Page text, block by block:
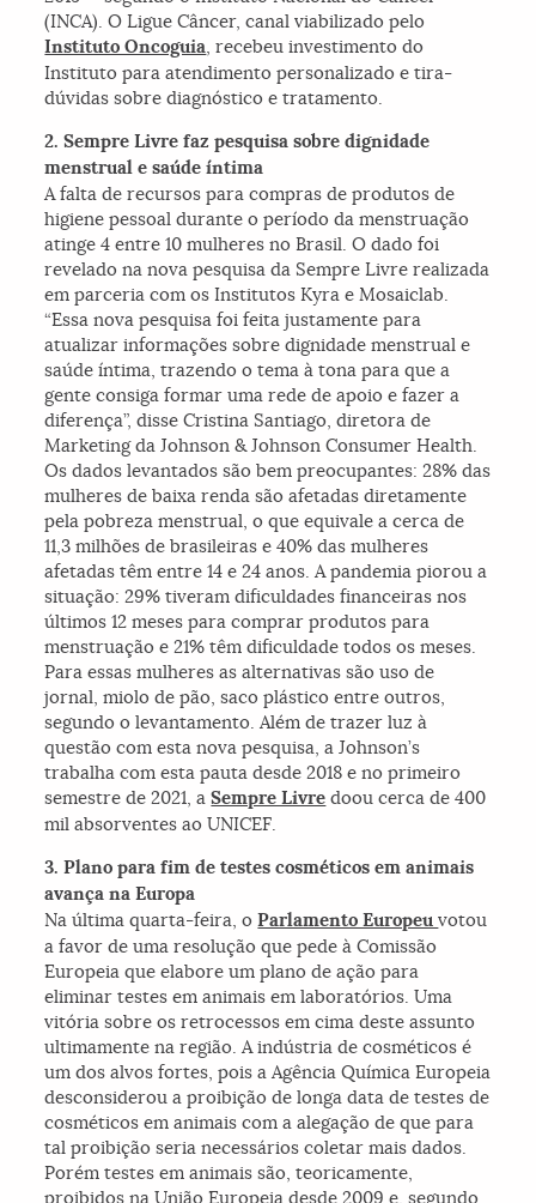
(INCA). O Ligue Câncer, canal viabilizado pelo
Instituto Oncoguia, recebeu investimento do
Instituto para atendimento personalizado e tira-
dúvidas sobre diagnóstico e tratamento.
2. Sempre Livre faz pesquisa sobre dignidade
menstrual e saúde íntima
A falta de recursos para compras de produtos de
higiene pessoal durante o período da menstruação
atinge 4 entre 10 mulheres no Brasil. O dado foi
revelado na nova pesquisa da Sempre Livre realizada
em parceria com os Institutos Kyra e Mosaiclab.
“Essa nova pesquisa foi feita justamente para
atualizar informações sobre dignidade menstrual e
saúde íntima, trazendo o tema à tona para que a
gente consiga formar uma rede de apoio e fazer a
diferença”, disse Cristina Santiago, diretora de
Marketing da Johnson & Johnson Consumer Health.
Os dados levantados são bem preocupantes: 28% das
mulheres de baixa renda são afetadas diretamente
pela pobreza menstrual, o que equivale a cerca de
11,3 milhões de brasileiras e 40% das mulheres
afetadas têm entre 14 e 24 anos. A pandemia piorou a
situação: 29% tiveram dificuldades financeiras nos
últimos 12 meses para comprar produtos para
menstruação e 21% têm dificuldade todos os meses.
Para essas mulheres as alternativas são uso de
jornal, miolo de pão, saco plástico entre outros,
segundo o levantamento. Além de trazer luz à
questão com esta nova pesquisa, a Johnson’s
trabalha com esta pauta desde 2018 e no primeiro
semestre de 2021, aSempre Livre doou cerca de 400
mil absorventes ao UNICEF.
3. Plano para fim de testes cosméticos em animais
avança na Europa
Na última quarta-feira, oParlamento Europeuvotou
a favor de uma resolução que pede à Comissão
Europeia que elabore um plano de ação para
eliminar testes em animais em laboratórios. Uma
vitória sobre os retrocessos em cima deste assunto
ultimamente na região. A indústria de cosméticos é
um dos alvos fortes, pois a Agência Química Europeia
desconsiderou a proibição de longa data de testes de
cosméticos em animais com a alegação de que para
tal proibição seria necessários coletar mais dados.
Porém testes em animais são, teoricamente,
proibidos na União Europeia desde 2009 e, segundo